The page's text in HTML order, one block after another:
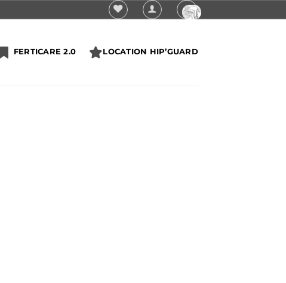
FERTICARE 2.0 LOCATION HIP’GUARD